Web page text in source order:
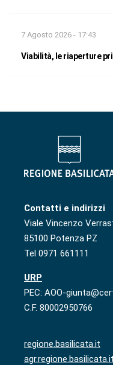
7 Agosto 2026 - 17:43
Viabilità, le riaperture
Contatti e indirizzi
Viale Vincenzo
85100 Potenza PZ
Tel 0971 661111
URP
PEC: AOO-
C.F. 80002950766
regione.basilicata.it
agr.regione.basilicata.it